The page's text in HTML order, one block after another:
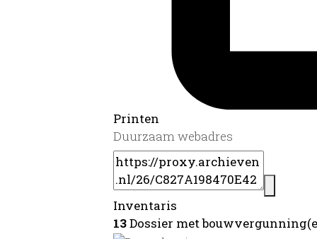
Printen
Duurzaam webadres
Inventaris
13Dossier met